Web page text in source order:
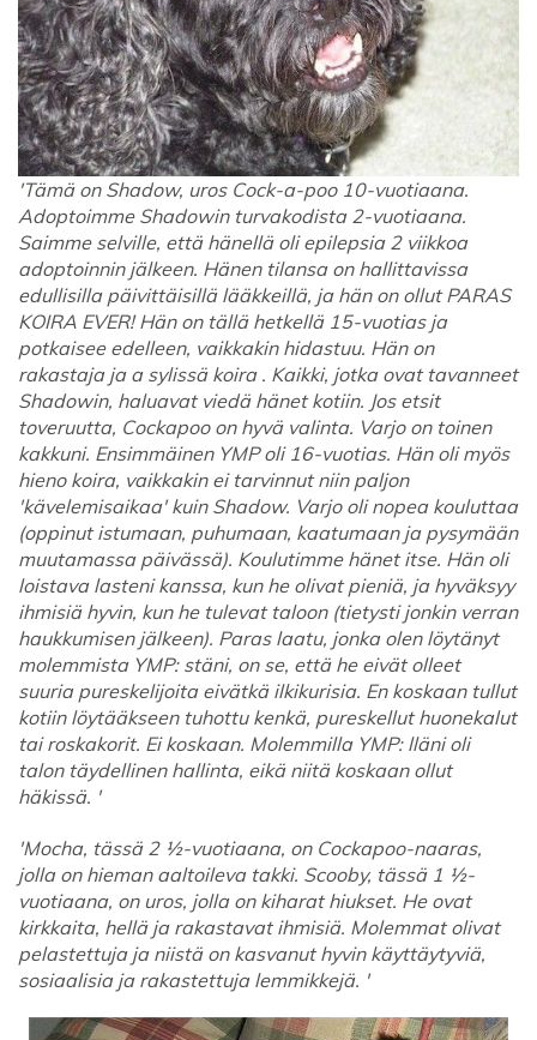
'Tämä on Shadow, uros Cock-a-poo 10-vuotiaana.
Adoptoimme Shadowin turvakodista 2-vuotiaana.
Saimme selville, että hänellä oli epilepsia 2 viikkoa
adoptoinnin jälkeen. Hänen tilansa on hallittavissa
edullisilla päivittäisillä lääkkeillä, ja hän on ollut PARAS
KOIRA EVER! Hän on tällä hetkellä 15-vuotias ja
potkaisee edelleen, vaikkakin hidastuu. Hän on
rakastaja ja a sylissä koira . Kaikki, jotka ovat tavanneet
Shadowin, haluavat viedä hänet kotiin. Jos etsit
toveruutta, Cockapoo on hyvä valinta. Varjo on toinen
kakkuni. Ensimmäinen YMP oli 16-vuotias. Hän oli myös
hieno koira, vaikkakin ei tarvinnut niin paljon
'kävelemisaikaa' kuin Shadow. Varjo oli nopea kouluttaa
(oppinut istumaan, puhumaan, kaatumaan ja pysymään
muutamassa päivässä). Koulutimme hänet itse. Hän oli
loistava lasteni kanssa, kun he olivat pieniä, ja hyväksyy
ihmisiä hyvin, kun he tulevat taloon (tietysti jonkin verran
haukkumisen jälkeen). Paras laatu, jonka olen löytänyt
molemmista YMP: stäni, on se, että he eivät olleet
suuria pureskelijoita eivätkä ilkikurisia. En koskaan tullut
kotiin löytääkseen tuhottu kenkä, pureskellut huonekalut
tai roskakorit. Ei koskaan. Molemmilla YMP: lläni oli
talon täydellinen hallinta, eikä niitä koskaan ollut
häkissä. '
'Mocha, tässä 2 ½-vuotiaana, on Cockapoo-naaras,
jolla on hieman aaltoileva takki. Scooby, tässä 1 ½-
vuotiaana, on uros, jolla on kiharat hiukset. He ovat
kirkkaita, hellä ja rakastavat ihmisiä. Molemmat olivat
pelastettuja ja niistä on kasvanut hyvin käyttäytyviä,
sosiaalisia ja rakastettuja lemmikkejä. '